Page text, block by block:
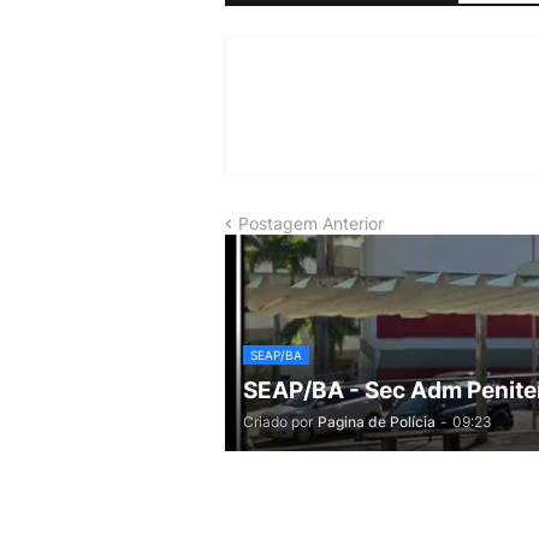
Postagem Anterior
SEAP/BA
SEAP/BA - Sec Adm
Criado por Pagina de Polícia - 09:23